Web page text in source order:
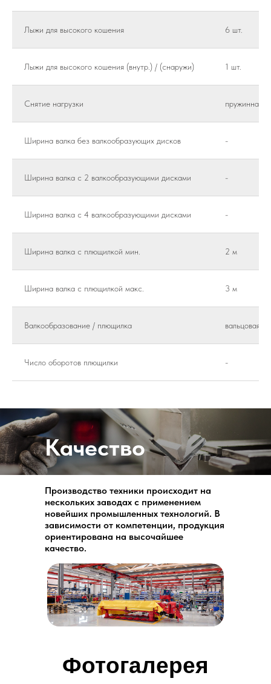
Лыжи для высокого кошения 6 шт.
Лыжи для высокого кошения (внутр.) / (снаружи) 1 шт.
Снятие нагрузки пружинная
Ширина валка без валкообразующих дисков -
Ширина валка с 2 валкообразующими дисками -
Ширина валка с 4 валкообразующими дисками -
Ширина валка с плющилкой мин. 2 м
Ширина валка с плющилкой макс. 3 м
Валкообразование / плющилка вальцовая
Число оборотов плющилки -
Качество
Производство техники происходит на
нескольких заводах с применением
новейших промышленных технологий. В
зависимости от компетенции, продукция
ориентирована на высочайшее
качество.
Фотогалерея